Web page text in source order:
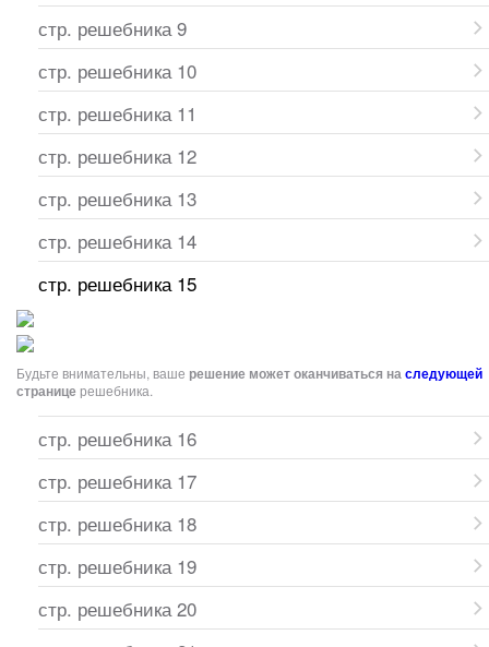
стр. решебника 9
стр. решебника 10
стр. решебника 11
стр. решебника 12
стр. решебника 13
стр. решебника 14
стр. решебника 15
Будьте внимательны, ваше решение может оканчиваться наследующей
странице решебника.
стр. решебника 16
стр. решебника 17
стр. решебника 18
стр. решебника 19
стр. решебника 20